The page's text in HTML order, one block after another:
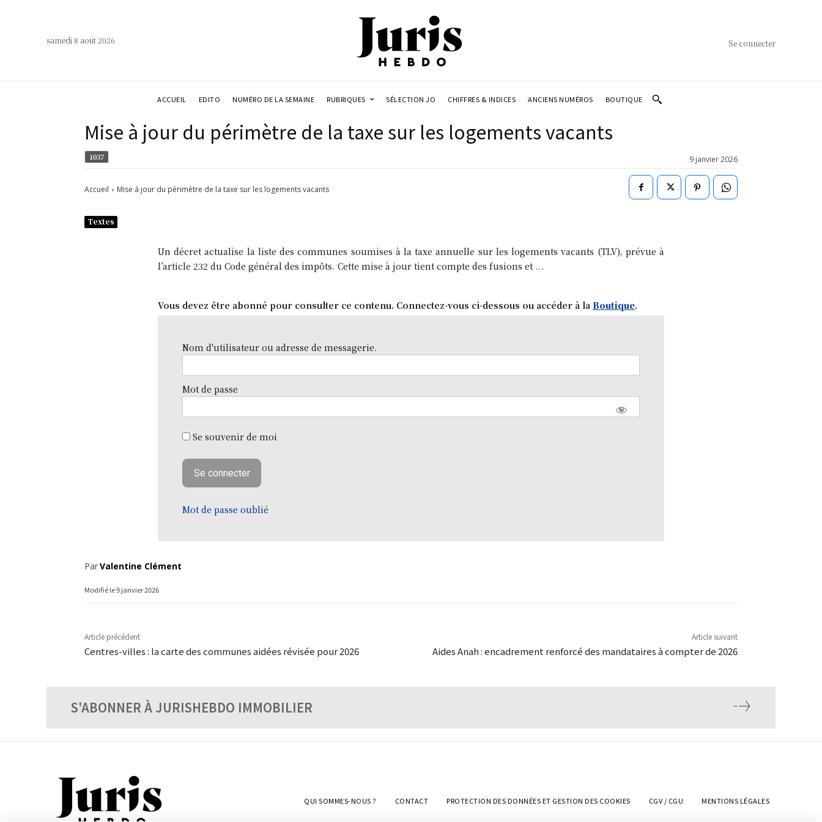
samedi 8 août 2026 Se connecter
ACCUEIL EDITO NUMÉRO DE LA SEMAINE RUBRIQUES SÉLECTION JO CHIFFRES & INDICES ANCIENS NUMÉROS BOUTIQUE
Mise à jour du périmètre de la taxe sur les logements vacants
1037 9 janvier 2026
Accueil Mise à jour du périmètre de la taxe sur les logements vacants
Textes
Un décret actualise la liste des communes soumises à la taxe annuelle sur les logements vacants (TLV), prévue à
l’article 232 du Code général des impôts. Cette mise à jour tient compte des fusions et ...
Vous devez être abonné pour consulter ce contenu. Connectez-vous ci-dessous ou accéder à la Boutique.
Nom d'utilisateur ou adresse de messagerie.
Mot de passe
Se souvenir de moi
Mot de passe oublié
ParValentine Clément
Modifié le9 janvier 2026
Article précédent
Centres-villes : la carte des communes aidées révisée pour 2026
Article suivant
Aides Anah : encadrement renforcé des mandataires à compter de 2026
S'ABONNER À JURISHEBDO IMMOBILIER
QUI SOMMES-NOUS ? CONTACT PROTECTION DES DONNÉES ET GESTION DES COOKIES CGV / CGU MENTIONS LÉGALES